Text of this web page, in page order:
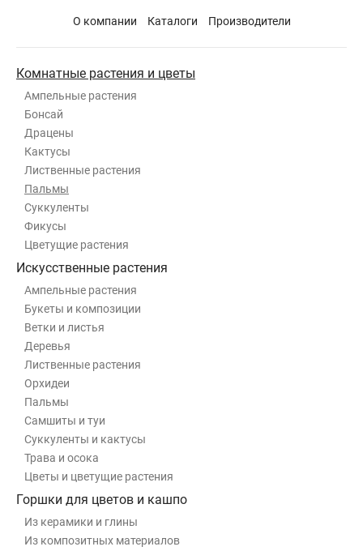
О компании Каталоги Производители
Комнатные растения и цветы
Ампельные растения
Бонсай
Драцены
Кактусы
Лиственные растения
Пальмы
Суккуленты
Фикусы
Цветущие растения
Искусственные растения
Ампельные растения
Букеты и композиции
Ветки и листья
Деревья
Лиственные растения
Орхидеи
Пальмы
Самшиты и туи
Суккуленты и кактусы
Трава и осока
Цветы и цветущие растения
Горшки для цветов и кашпо
Из керамики и глины
Из композитных материалов